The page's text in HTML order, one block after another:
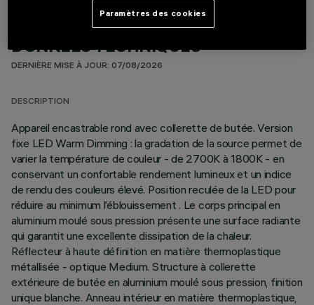
DONNÉES TECHNIQUES
DERNIÈRE MISE À JOUR: 07/08/2026
DESCRIPTION
Appareil encastrable rond avec collerette de butée. Version
fixe LED Warm Dimming : la gradation de la source permet de
varier la température de couleur - de 2700K à 1800K - en
conservant un confortable rendement lumineux et un indice
de rendu des couleurs élevé. Position reculée de la LED pour
réduire au minimum l’éblouissement . Le corps principal en
aluminium moulé sous pression présente une surface radiante
qui garantit une excellente dissipation de la chaleur.
Réflecteur à haute définition en matière thermoplastique
métallisée - optique Medium. Structure à collerette
extérieure de butée en aluminium moulé sous pression, finition
unique blanche. Anneau intérieur en matière thermoplastique,
Paramètres des cookies